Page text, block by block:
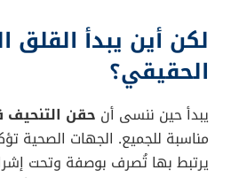
لكن أين يبدأ القلق
الحقيقي؟
يبدأ حين ننسى أن حقن التنحيف
يرتبط بها تُصرف بوصفة وتحت